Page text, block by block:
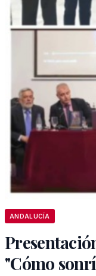
ANDALUCÍA
"Cómo